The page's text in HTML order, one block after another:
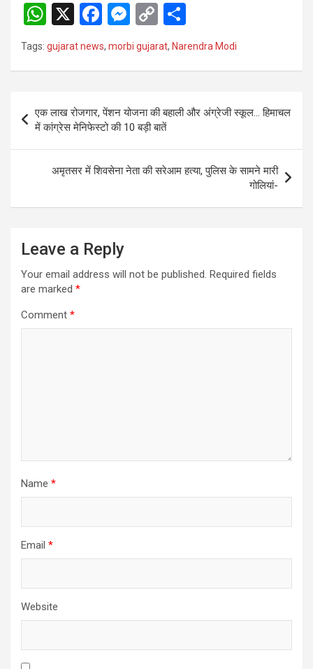
W
at
A
p
p
X
F
ce
o
o
k
M
es
se
g
er
C
o
py
n
k
Tags: gujarat news, morbi gujarat, Narendra Modi
navigation
एक लाख रोजगार, पेंशन योजना की बहाली और अंग्रेजी स्कूल… हिमाचल
में कांग्रेस मेनिफेस्टो की 10 बड़ी बातें
अमृतसर में शिवसेना नेता की सरेआम हत्या, पुलिस के सामने मारी
गोलियां-
Leave a Reply
Your email address will not be published. Required fields
are marked *
Comment *
Name *
Email *
Website